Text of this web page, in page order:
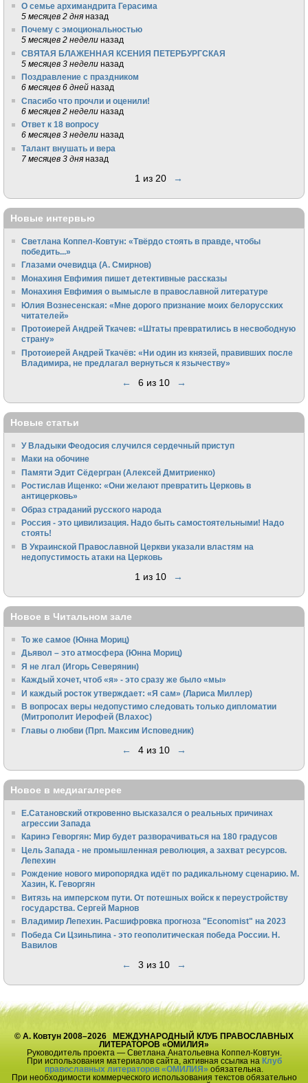
О семье архимандрита Герасима
5 месяцев 2 дня назад
Почему с эмоциональностью
5 месяцев 2 недели назад
СВЯТАЯ БЛАЖЕННАЯ КСЕНИЯ ПЕТЕРБУРГСКАЯ
5 месяцев 3 недели назад
Поздравление с праздником
6 месяцев 6 дней назад
Спасибо что прочли и оценили!
6 месяцев 2 недели назад
Ответ к 18 вопросу
6 месяцев 3 недели назад
Талант внушать и вера
7 месяцев 3 дня назад
1 из 20 →
Новые интервью
Светлана Коппел-Ковтун: «Твёрдо стоять в правде, чтобы
победить...»
Глазами очевидца (А. Смирнов)
Монахиня Евфимия пишет детективные рассказы
Монахиня Евфимия о вымысле в православной литературе
Юлия Вознесенская: «Мне дорого признание моих белорусских
читателей»
Протоиерей Андрей Ткачев: «Штаты превратились в несвободную
страну»
Протоиерей Андрей Ткачёв: «Ни один из князей, правивших после
Владимира, не предлагал вернуться к язычеству»
← 6 из 10 →
Новые статьи
У Владыки Феодосия случился сердечный приступ
Маки на обочине
Памяти Эдит Сёдергран (Алексей Дмитриенко)
Ростислав Ищенко: «Они желают превратить Церковь в
антицерковь»
Образ страданий русского народа
Россия - это цивилизация. Надо быть самостоятельными! Надо
стоять!
В Украинской Православной Церкви указали властям на
недопустимость атаки на Церковь
1 из 10 →
Новое в Читальном зале
То же самое (Юнна Мориц)
Дьявол – это атмосфера (Юнна Мориц)
Я не лгал (Игорь Северянин)
Каждый хочет, чтоб «я» - это сразу же было «мы»
И каждый росток утверждает: «Я сам» (Лариса Миллер)
В вопросах веры недопустимо следовать только дипломатии
(Митрополит Иерофей (Влахос)
Главы о любви (Прп. Максим Исповедник)
← 4 из 10 →
Новое в медиагалерее
Е.Сатановский откровенно высказался о реальных причинах
агрессии Запада
Каринэ Геворгян: Мир будет разворачиваться на 180 градусов
Цель Запада - не промышленная революция, а захват ресурсов.
Лепехин
Рождение нового миропорядка идёт по радикальному сценарию. М.
Хазин, К. Геворгян
Витязь на имперском пути. От потешных войск к переустройству
государства. Сергей Марнов
Владимир Лепехин. Расшифровка прогноза "Economist" на 2023
Победа Си Цзиньпина - это геополитическая победа России. Н.
Вавилов
← 3 из 10 →
© А. Ковтун 2008–2026 МЕЖДУНАРОДНЫЙ КЛУБ ПРАВОСЛАВНЫХ
ЛИТЕРАТОРОВ «ОМИЛИЯ»
Руководитель проекта — Светлана Анатольевна Коппел-Ковтун.
При использования материалов сайта, активная ссылка на Клуб
православных литераторов «ОМИЛИЯ» обязательна.
При необходимости коммерческого использования текстов обязательно